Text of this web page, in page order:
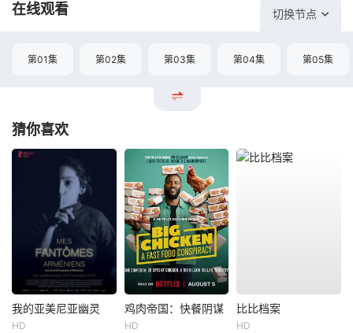
在线观看 切换节点
第01集 第02集 第03集 第04集 第05集
猜你喜欢
我的亚美尼亚幽灵
HD
鸡肉帝国：快餐阴谋
HD
比比档案
HD